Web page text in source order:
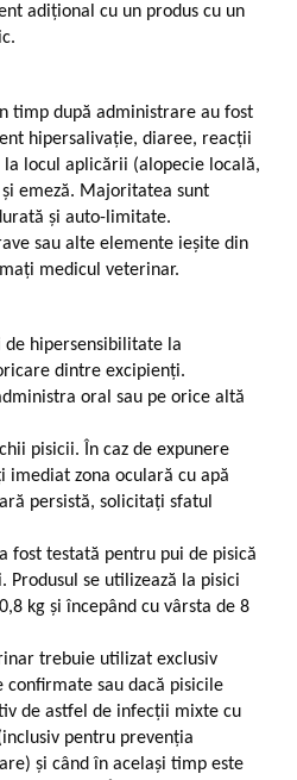
adițional cu un produs cu un
timp după administrare au fost
hipersalivație, diaree, reacții
locul aplicării (alopecie locală,
emeză. Majoritatea sunt
și auto-limitate.
sau alte elemente ieșite din
medicul veterinar.
de hipersensibilitate la
dintre excipienţi.
oral sau pe orice altă
pisicii. În caz de expunere
zona oculară cu apă
persistă, solicitați sfatul
fost testată pentru pui de pisică
Produsul se utilizează la pisici
kg și începând cu vârsta de 8
trebuie utilizat exclusiv
sau dacă pisicile
de astfel de infecții mixte cu
pentru prevenția
și când în același timp este